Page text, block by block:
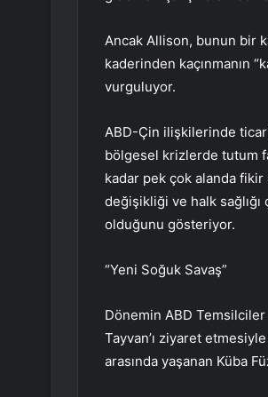
Ancak Allison, bunun bir
kaderinden kaçınmanın
vurguluyor.
ABD-Çin ilişkilerinde
bölgesel krizlerde tutum
kadar pek çok alanda
değişikliği ve halk sağlığı
olduğunu gösteriyor.
“Yeni Soğuk Savaş”
Dönemin ABD Temsilciler
Tayvan’ı ziyaret
arasında yaşanan Küba